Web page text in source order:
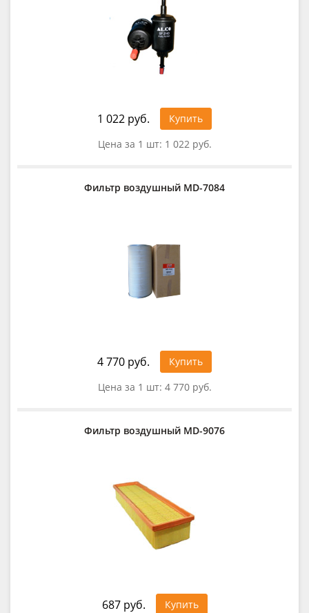
1 022 руб.
Купить
Цена за 1 шт: 1 022 руб.
Фильтр воздушный MD-7084
4 770 руб.
Купить
Цена за 1 шт: 4 770 руб.
Фильтр воздушный MD-9076
687 руб.
Купить